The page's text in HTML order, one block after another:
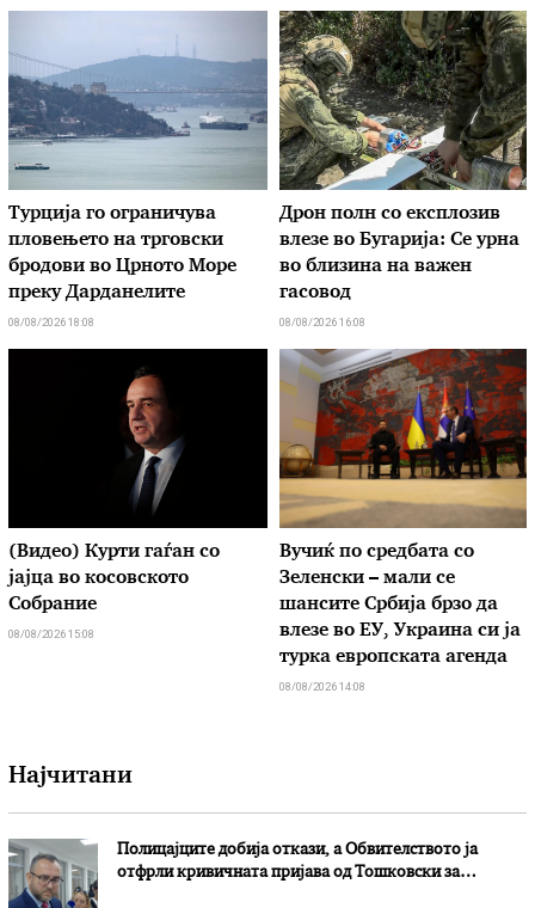
Турција го ограничува
пловењето на трговски
бродови во Црното Море
преку Дарданелите
08/08/2026 18:08
Дрон полн со експлозив
влезе во Бугарија: Се урна
во близина на важен
гасовод
08/08/2026 16:08
(Видео) Курти гаѓан со
јајца во косовското
Собрание
08/08/2026 15:08
Вучиќ по средбата со
Зеленски – мали се
шансите Србија брзо да
влезе во ЕУ, Украина си ја
турка европската агенда
08/08/2026 14:08
Најчитани
Полицајците добија откази, а Обвителството ја
отфрли кривичната пријава од Тошковски за